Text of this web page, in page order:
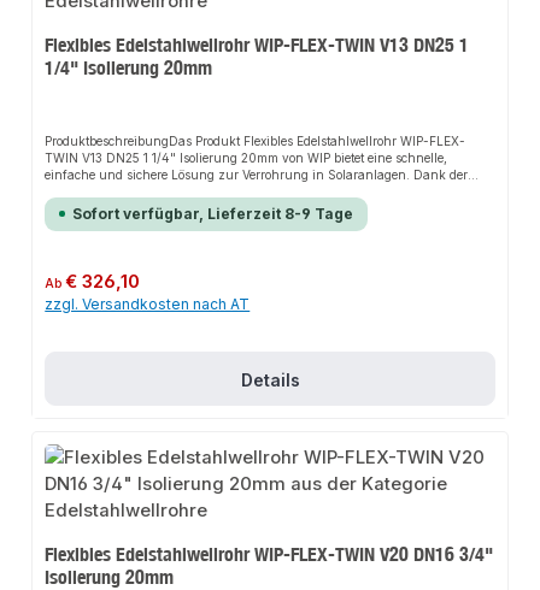
Flexibles Edelstahlwellrohr WIP-FLEX-TWIN V13 DN25 1
1/4" Isolierung 20mm
ProduktbeschreibungDas Produkt Flexibles Edelstahlwellrohr WIP-FLEX-
TWIN V13 DN25 1 1/4" Isolierung 20mm von WIP bietet eine schnelle,
einfache und sichere Lösung zur Verrohrung in Solaranlagen. Dank der
verschiedene bauliche Gegebenheiten an. Das robuste Design und die
einfache Montage machen dieses Produkt zu einer zuverlässigen Wahl für
180°CKorrosionsbeständigkeit20mm Isolierung aus Vlies mit PE-
SchutzfolieAnwendungsbereicheVerrohrung in SolaranlagenInstallationen
auf Dächern und in AußenbereichenProduktdatenMaterial:
Sofort verfügbar, Lieferzeit 8-9 Tage
Regulärer Preis:
Ab€ 326,10
zzgl. Versandkosten nach AT
Details
Flexibles Edelstahlwellrohr WIP-FLEX-TWIN V20 DN16 3/4"
Isolierung 20mm